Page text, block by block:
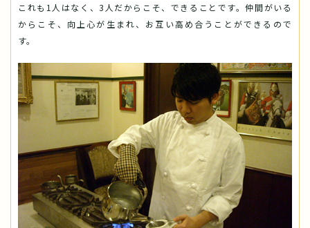
これも1人はなく、3人だからこそ、できることです。仲間がいる
からこそ、向上心が生まれ、お互い高め合うことができるので
す。